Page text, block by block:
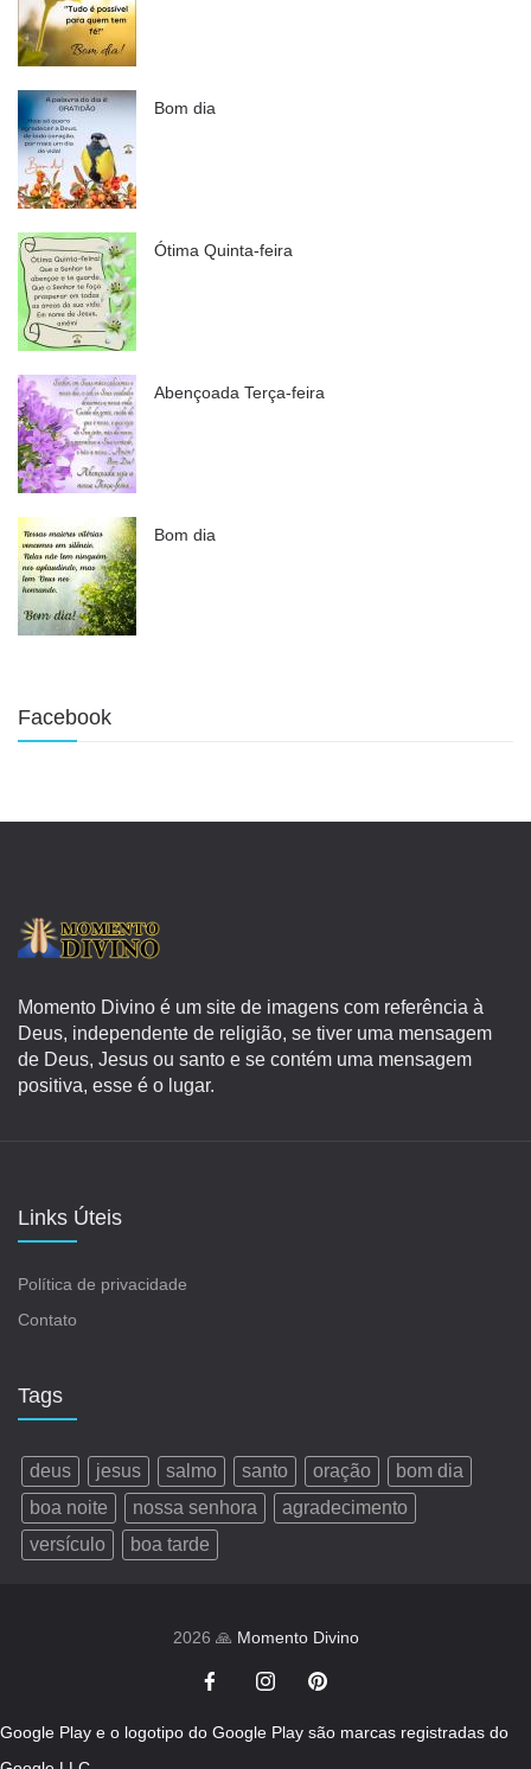
Bom dia
Ótima Quinta-feira
Abençoada Terça-feira
Bom dia
Facebook
Momento Divino é um site de imagens com referência à
Deus, independente de religião, se tiver uma mensagem
de Deus, Jesus ou santo e se contém uma mensagem
positiva, esse é o lugar.
Links Úteis
Política de privacidade
Contato
Tags
deus jesus salmo santo oração
bom dia
boa noite
nossa senhora
agradecimento
versículo
boa tarde
2026 🙏 Momento Divino
Google Play e o logotipo do Google Play são marcas registradas do